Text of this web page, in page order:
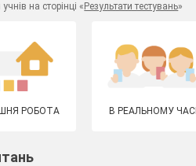
на сторінці « Результати тестувань»
РОБОТА В РЕАЛЬНОМУ ЧАСІ